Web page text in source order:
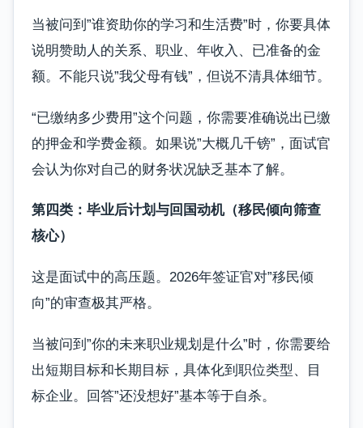
当被问到”谁资助你的学习和生活费”时，你要具体
说明赞助人的关系、职业、年收入、已准备的金
额。不能只说”我父母有钱”，但说不清具体细节。
“已缴纳多少费用”这个问题，你需要准确说出已缴
的押金和学费金额。如果说”大概几千镑”，面试官
会认为你对自己的财务状况缺乏基本了解。
第四类：毕业后计划与回国动机（移民倾向筛查
核心）
这是面试中的高压题。2026年签证官对”移民倾
向”的审查极其严格。
当被问到”你的未来职业规划是什么”时，你需要给
出短期目标和长期目标，具体化到职位类型、目
标企业。回答”还没想好”基本等于自杀。